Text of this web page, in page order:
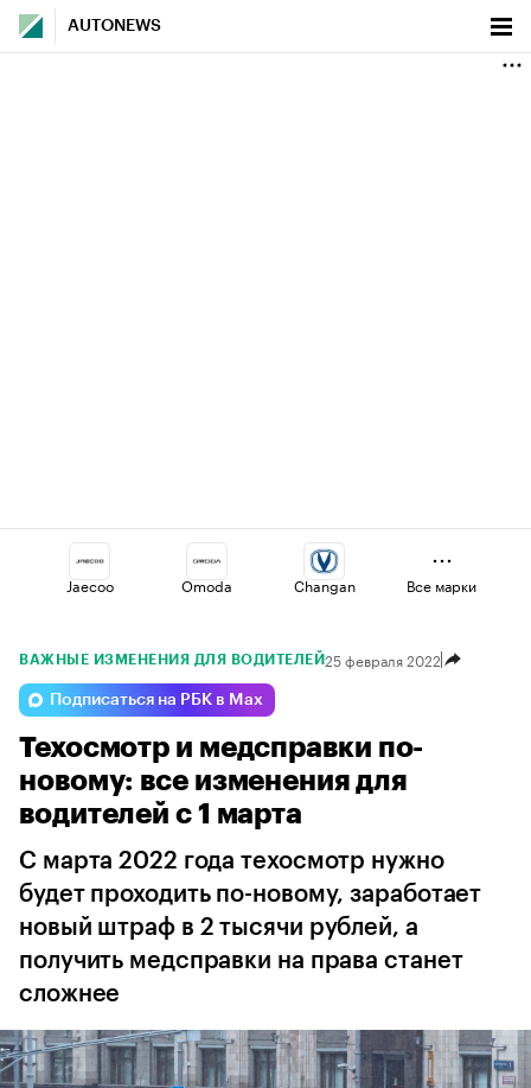
AUTONEWS
Jaecoo Omoda Changan
Geely Haval Esteo
Voyah Lada Volga
Все марки
ВАЖНЫЕ ИЗМЕНЕНИЯ ДЛЯ ВОДИТЕЛЕЙ25 февраля 2022
Подписаться на РБК в Max
Техосмотр и медсправки по-
новому: все изменения для
водителей с 1 марта
С марта 2022 года техосмотр нужно
будет проходить по-новому, заработает
новый штраф в 2 тысячи рублей, а
получить медсправки на права станет
сложнее